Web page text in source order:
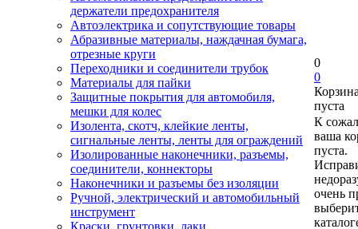
держатели предохранителя
Автоэлектрика и сопутствующие товары
Абразивные материалы, наждачная бумага,
отрезные круги
Переходники и соединители трубок
Материалы для пайки
Защитные покрытия для автомобиля,
мешки для колес
Изолента, скотч, клейкие ленты,
сигнальные ленты, ленты для ограждений
Изолированные наконечники, разъемы,
соединители, коннекторы
Наконечники и разъемы без изоляции
Ручной, электрический и автомобильный
инструмент
Краски, грунтовки, лаки
0
0
пуста
К
ваша
пуста.
очень